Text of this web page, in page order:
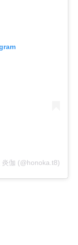
伽 (@honoka.t8)